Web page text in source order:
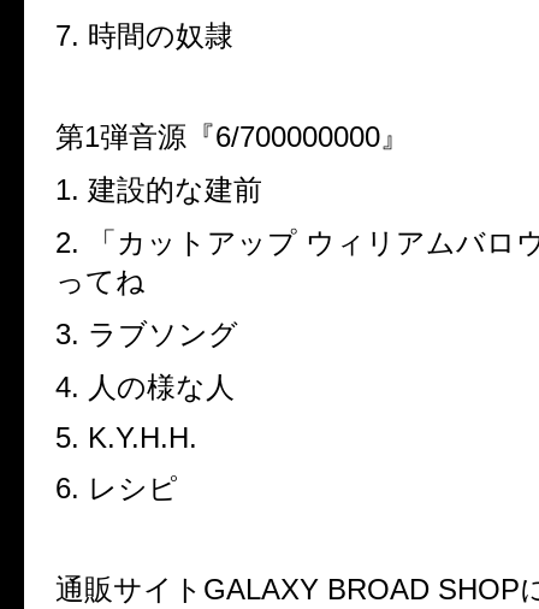
7. 時間の奴隷
第1弾音源『6/700000000 』
1. 建設的な建前
2.
「カットアップ ウィリアムバロ
ってね
3. ラブソング
4. 人の様な人
5. K.Y.H.H.
6. レシピ
通販サイト GALAXY BROAD SHOP